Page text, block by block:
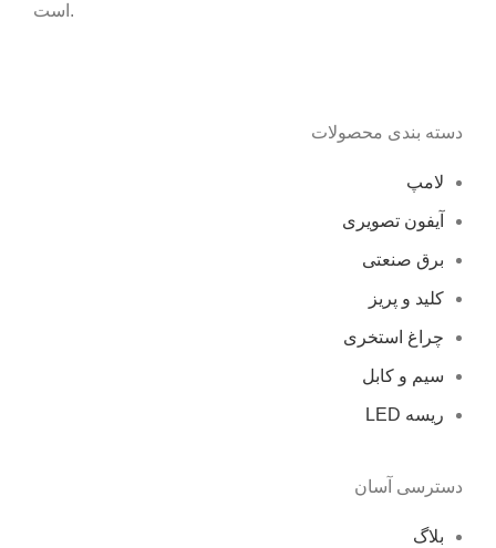
است.
دسته بندی محصولات
لامپ
آیفون تصویری
برق صنعتی
کلید و پریز
چراغ استخری
سیم و کابل
ریسه LED
دسترسی آسان
بلاگ